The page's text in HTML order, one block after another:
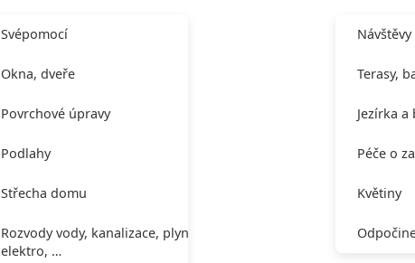
Svépomocí
Okna, dveře
Povrchové úpravy
Podlahy
Střecha domu
Rozvody vody, kanalizace, plynu,
elektro, …
Terasy,
Jezírka a
Péče o
Květiny